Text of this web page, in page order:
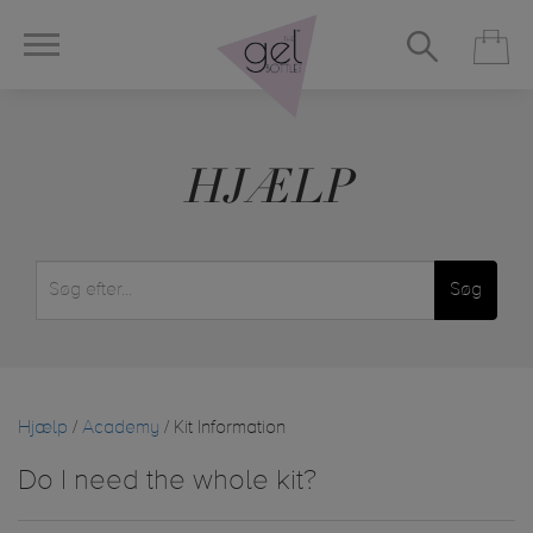
HJÆLP
Søg
Hjælp / Academy / Kit Information
Do I need the whole kit?